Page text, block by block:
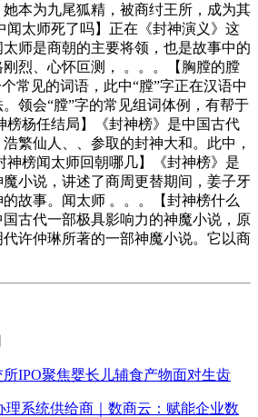
本为九尾狐精，被商纣王所，成为其
闻太师死了吗】正在《封神演义》这
师是商朝的主要将领，也是故事中的
烈、心怀叵测， 。。。【胸膛的膛
常见的词语，此中“膛”字正在汉语中
领会“膛”字的常见组词体例，有帮于
榜杨任结局】《封神榜》是中国古代
繁仙人、、参取的封神大和。此中，
神榜闻太师回朝哪几】《封神榜》是
小说，讲述了商周更替期间，姜子牙
故事。闻太师 。。。【封神榜什么
古代一部极具影响力的神魔小说，原
许仲琳所著的一部神魔小说。它以商
IPO聚焦婴长儿辅食产物面对生齿
理系统供给商｜数商云：赋能企业数